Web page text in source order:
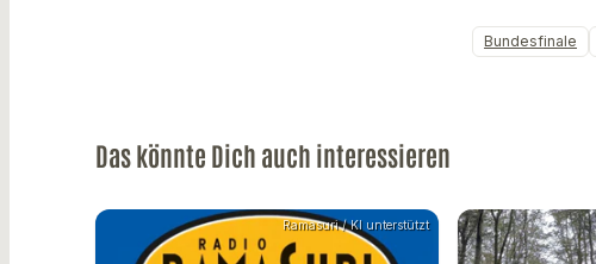
Bundesfinale
Das könnte Dich auch interessieren
Ramasuri / KI unterstützt